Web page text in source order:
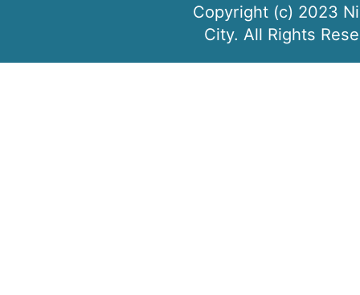
Copyright (c) 2023
City. All Rights